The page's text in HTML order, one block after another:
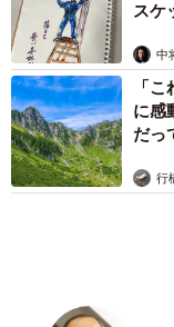
スケ
中
「
に感
だっ
行